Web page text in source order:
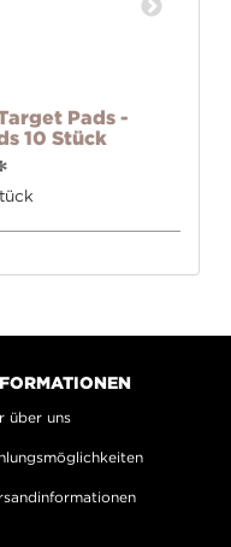
Pads -
10 Stück
über uns